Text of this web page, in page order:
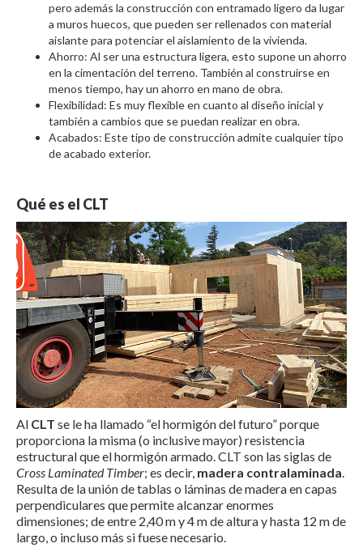
pero además la construcción con entramado ligero da lugar
a muros huecos, que pueden ser rellenados con material
aislante para potenciar el aislamiento de la vivienda.
Ahorro: Al ser una estructura ligera, esto supone un ahorro
en la cimentación del terreno. También al construirse en
menos tiempo, hay un ahorro en mano de obra.
Flexibilidad: Es muy flexible en cuanto al diseño inicial y
también a cambios que se puedan realizar en obra.
Acabados: Este tipo de construcción admite cualquier tipo
de acabado exterior.
Qué es el CLT
Al CLT se le ha llamado “el hormigón del futuro” porque
proporciona la misma (o inclusive mayor) resistencia
estructural que el hormigón armado. CLT son las siglas de
Cross Laminated Timber; es decir, madera contralaminada.
Resulta de la unión de tablas o láminas de madera en capas
perpendiculares que permite alcanzar enormes
dimensiones; de entre 2,40 m y 4 m de altura y hasta 12 m de
largo, o incluso más si fuese necesario.